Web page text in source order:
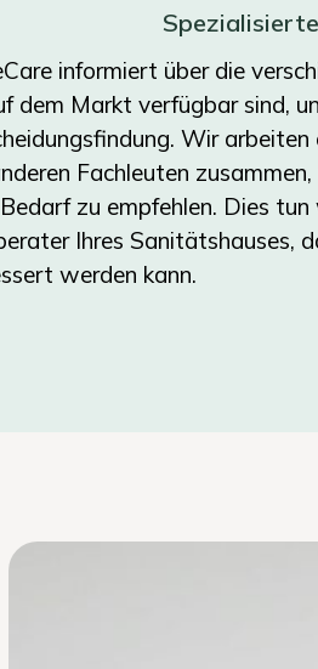
informiert über die
dem Markt verfügbar sind,
Wir
Fachleuten
zu empfehlen. Dies
Ihres Sanitätshauses,
werden kann.